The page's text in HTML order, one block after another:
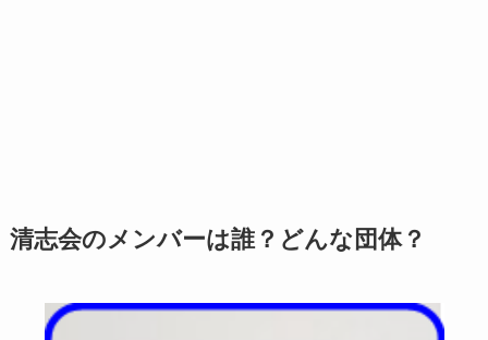
清志会のメンバーは誰？どんな団体？